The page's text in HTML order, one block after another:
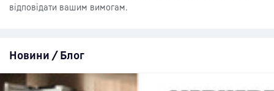
відповідати вашим вимогам.
Новини / Блог